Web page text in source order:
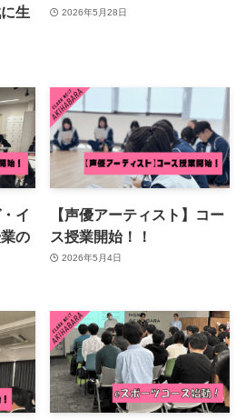
生
2026年5月28日
イ
の
【声優アーティスト】コー
ス授業開始！！
2026年5月4日